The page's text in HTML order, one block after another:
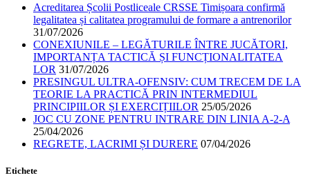
Acreditarea Școlii Postliceale CRSSE Timișoara confirmă
legalitatea și calitatea programului de formare a antrenorilor
31/07/2026
CONEXIUNILE – LEGĂTURILE ÎNTRE JUCĂTORI,
IMPORTANȚA TACTICĂ ȘI FUNCȚIONALITATEA
LOR 31/07/2026
PRESINGUL ULTRA-OFENSIV: CUM TRECEM DE LA
TEORIE LA PRACTICĂ PRIN INTERMEDIUL
PRINCIPIILOR ȘI EXERCIȚIILOR 25/05/2026
JOC CU ZONE PENTRU INTRARE DIN LINIA A-2-A
25/04/2026
REGRETE, LACRIMI ȘI DURERE 07/04/2026
Etichete